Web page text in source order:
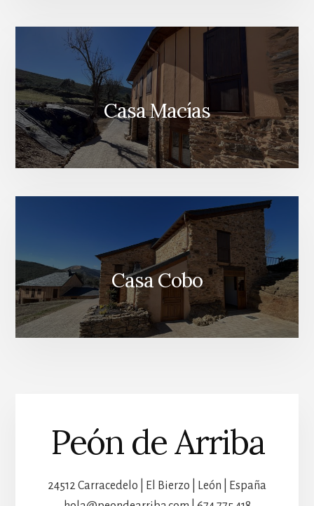
Casa Macías
Casa Cobo
Peón de Arriba
24512 Carracedelo | El Bierzo | León | España